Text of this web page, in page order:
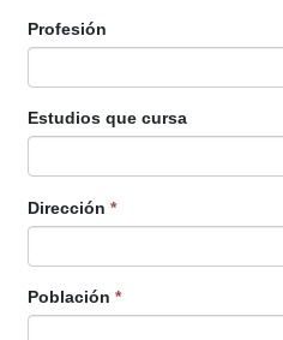
Profesión
Estudios que cursa
Dirección *
Población *